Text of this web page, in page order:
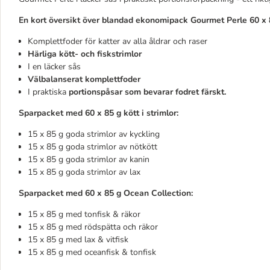
En kort översikt över blandad ekonomipack Gourmet Perle 60 x
Komplettfoder för katter av alla åldrar och raser
Härliga kött- och fiskstrimlor
I en läcker sås
Välbalanserat komplettfoder
I praktiska portionspåsar som bevarar fodret färskt.
Sparpacket med 60 x 85 g kött i strimlor:
15 x 85 g goda strimlor av kyckling
15 x 85 g goda strimlor av nötkött
15 x 85 g goda strimlor av kanin
15 x 85 g goda strimlor av lax
Sparpacket med 60 x 85 g Ocean Collection:
15 x 85 g med tonfisk & räkor
15 x 85 g med rödspätta och räkor
15 x 85 g med lax & vitfisk
15 x 85 g med oceanfisk & tonfisk